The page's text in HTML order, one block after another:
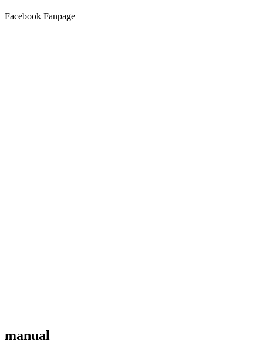
Facebook Fanpage
manual